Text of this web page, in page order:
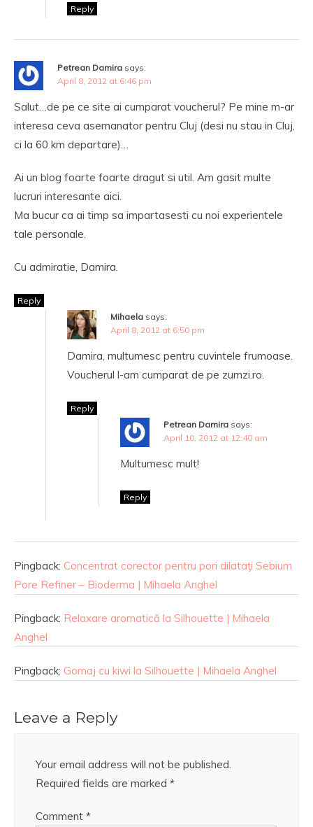
Reply
Petrean Damira says:
April 8, 2012 at 6:46 pm
Salut…de pe ce site ai cumparat voucherul? Pe mine m-ar
interesa ceva asemanator pentru Cluj (desi nu stau in Cluj,
ci la 60 km departare)…
Ai un blog foarte foarte dragut si util. Am gasit multe
lucruri interesante aici.
Ma bucur ca ai timp sa impartasesti cu noi experientele
tale personale.
Cu admiratie, Damira.
Reply
Mihaela says:
April 8, 2012 at 6:50 pm
Damira, multumesc pentru cuvintele frumoase.
Voucherul l-am cumparat de pe zumzi.ro.
Reply
Petrean Damira says:
April 10, 2012 at 12:40 am
Multumesc mult!
Reply
Pingback: Concentrat corector pentru pori dilataţi Sebium
Pore Refiner – Bioderma | Mihaela Anghel
Pingback: Relaxare aromatică la Silhouette | Mihaela
Anghel
Pingback: Gomaj cu kiwi la Silhouette | Mihaela Anghel
Leave a Reply
Your email address will not be published.
Required fields are marked *
Comment *